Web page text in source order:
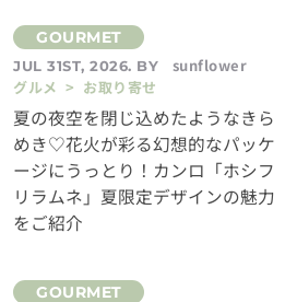
JUL 31ST, 2026. BY
sunflower
グルメ > お取り寄せ
夏の夜空を閉じ込めたようなきら
めき♡花火が彩る幻想的なパッケ
ージにうっとり！カンロ「ホシフ
リラムネ」夏限定デザインの魅力
をご紹介